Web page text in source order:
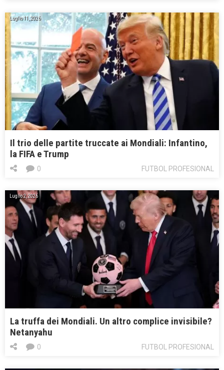
Luglio 11, 2026
Il trio delle partite truccate ai Mondiali: Infantino,
la FIFA e Trump
FUTBOL PROFESIONAL
0
Luglio 2, 2026
La truffa dei Mondiali. Un altro complice invisibile?
Netanyahu
FUTBOL PROFESIONAL
0